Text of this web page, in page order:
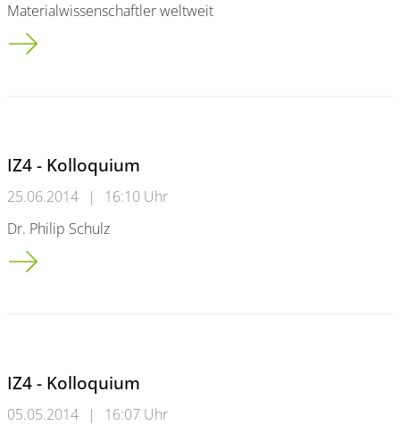
Materialwissenschaftler weltweit
THE WORLD’S MOST INFLUENTIAL SCIENTIFIC MINDS 2014
IZ4 - Kolloquium
25.06.2014 |
16:10 Uhr
Dr. Philip Schulz
IZ4 - Kolloquium
IZ4 - Kolloquium
05.05.2014 |
16:07 Uhr